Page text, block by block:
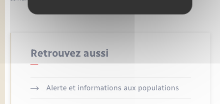
Retrouvez aussi
Alerte et informations aux populations